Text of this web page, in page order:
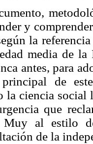
y
la
media de
antes, para
de
la ciencia social
que
Muy al estilo
de la